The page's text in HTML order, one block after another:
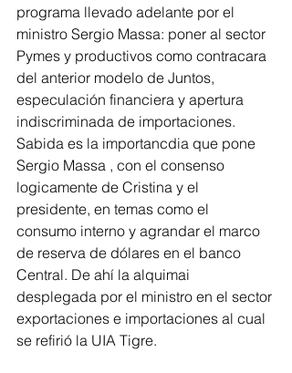
programa llevado adelante por el
ministro Sergio Massa: poner al sector
Pymes y productivos como contracara
del anterior modelo de Juntos,
especulación financiera y apertura
indiscriminada de importaciones.
Sabida es la importancdia que pone
Sergio Massa , con el consenso
logicamente de Cristina y el
presidente, en temas como el
consumo interno y agrandar el marco
de reserva de dólares en el banco
Central. De ahí la alquimai
desplegada por el ministro en el sector
exportaciones e importaciones al cual
se refirió la UIA Tigre.